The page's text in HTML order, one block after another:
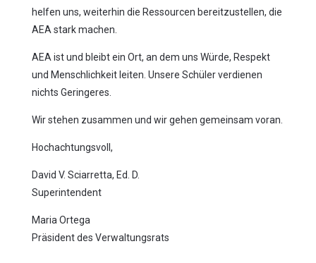
helfen uns, weiterhin die Ressourcen bereitzustellen, die
AEA stark machen.
AEA ist und bleibt ein Ort, an dem uns Würde, Respekt
und Menschlichkeit leiten. Unsere Schüler verdienen
nichts Geringeres.
Wir stehen zusammen und wir gehen gemeinsam voran.
Hochachtungsvoll,
David V. Sciarretta, Ed. D.
Superintendent
Maria Ortega
Präsident des Verwaltungsrats